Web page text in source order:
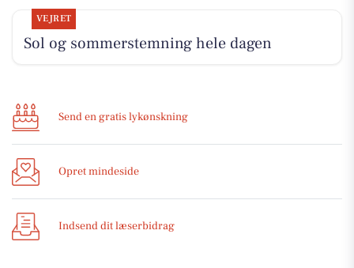
VEJRET
Sol og sommerstemning hele dagen
Send en gratis lykønskning
Opret mindeside
Indsend dit læserbidrag